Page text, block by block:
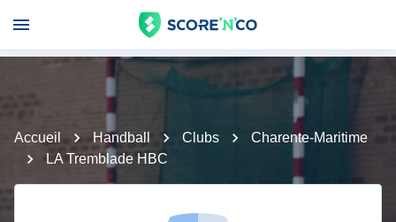
Accueil Handball Clubs
Charente-Maritime
LA Tremblade HBC